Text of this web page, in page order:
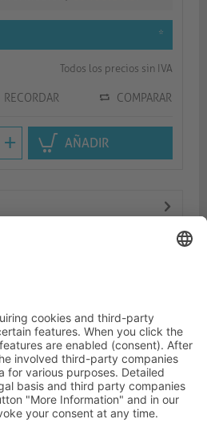
*
Todos los precios sin IVA
RECORDAR COMPARAR
+ AÑADIR
ASISTENCIA TÉCNICA